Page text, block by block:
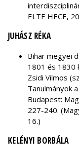
ELTE HECE,
JUHÁSZ RÉKA
Bihar megyei
1801 és 1830
Zsidi Vilmos
Tanulmányok
Budapest:
227-240.
16.)
KELÉNYI BORBÁLA